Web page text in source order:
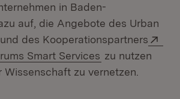
in Baden-
auf, die Angebote des Urban
des Kooperationspartners
Smart Services (Öffnet in
zu nutzen
zu vernetzen.